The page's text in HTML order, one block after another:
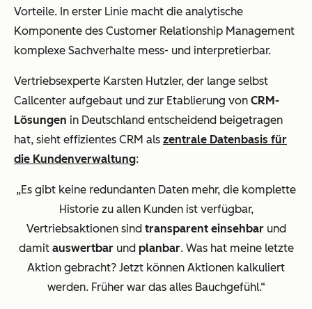
Vorteile. In erster Linie macht die analytische
Komponente des Customer Relationship Management
komplexe Sachverhalte mess- und interpretierbar.
Vertriebsexperte Karsten Hutzler, der lange selbst
Callcenter aufgebaut und zur Etablierung von CRM-
Lösungen in Deutschland entscheidend beigetragen
hat, sieht effizientes CRM als zentrale Datenbasis für
die Kundenverwaltung:
„Es gibt keine redundanten Daten mehr, die komplette
Historie zu allen Kunden ist verfügbar,
Vertriebsaktionen sind transparent einsehbarund
damit auswertbarund planbar. Was hat meine letzte
Aktion gebracht? Jetzt können Aktionen kalkuliert
werden. Früher war das alles Bauchgefühl.“